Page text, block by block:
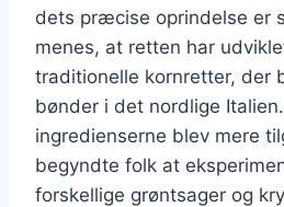
dets præcise oprindelse er
menes, at retten har
traditionelle kornretter, der
bønder i det nordlige
ingredienserne blev mere
begyndte folk at
forskellige grøntsager og